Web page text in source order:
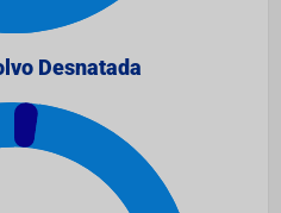
Desnatada